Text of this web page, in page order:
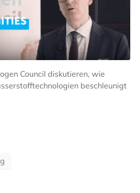
Council diskutieren, wie
beschleunigt